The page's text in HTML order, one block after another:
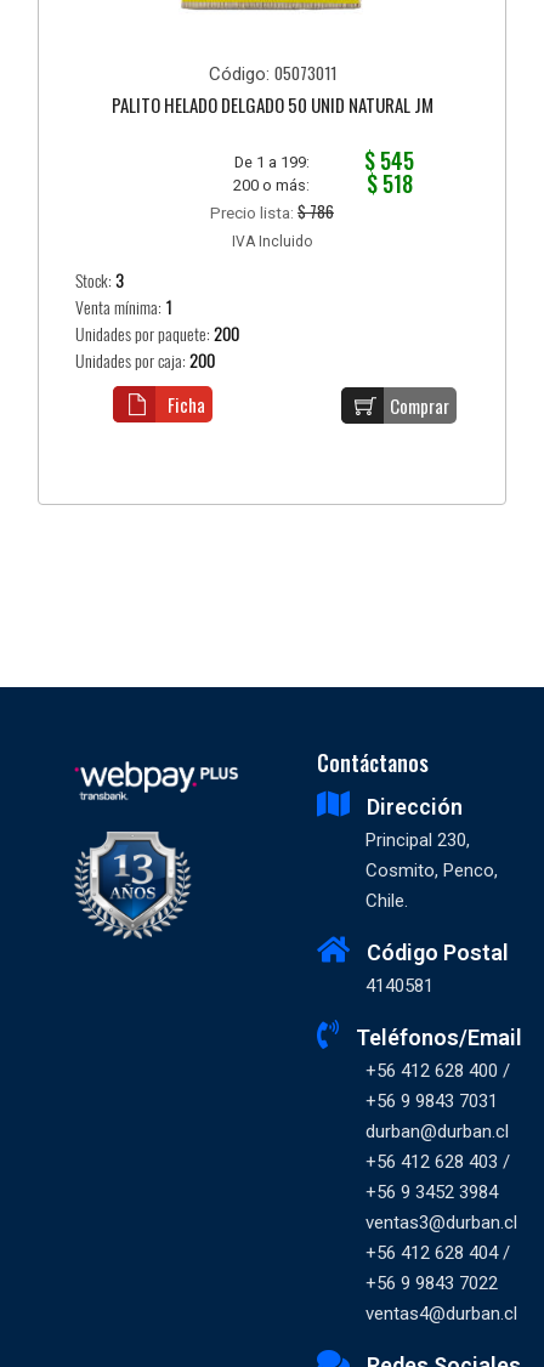
Código: 05073011
PALITO HELADO DELGADO 50 UNID NATURAL JM
De 1 a 199: $ 545
200 o más: $ 518
Precio lista: $ 786
IVA Incluido
Stock:3
Venta mínima: 1
Unidades por paquete:200
Unidades por caja:200
Comprar
Ficha
Contáctanos
Dirección
Principal 230,
Cosmito, Penco,
Chile.
Código Postal
4140581
Teléfonos/Email
+56 412 628 400 /
+56 9 9843 7031
durban@durban.cl
+56 412 628 403 /
+56 9 3452 3984
ventas3@durban.cl
+56 412 628 404 /
+56 9 9843 7022
ventas4@durban.cl